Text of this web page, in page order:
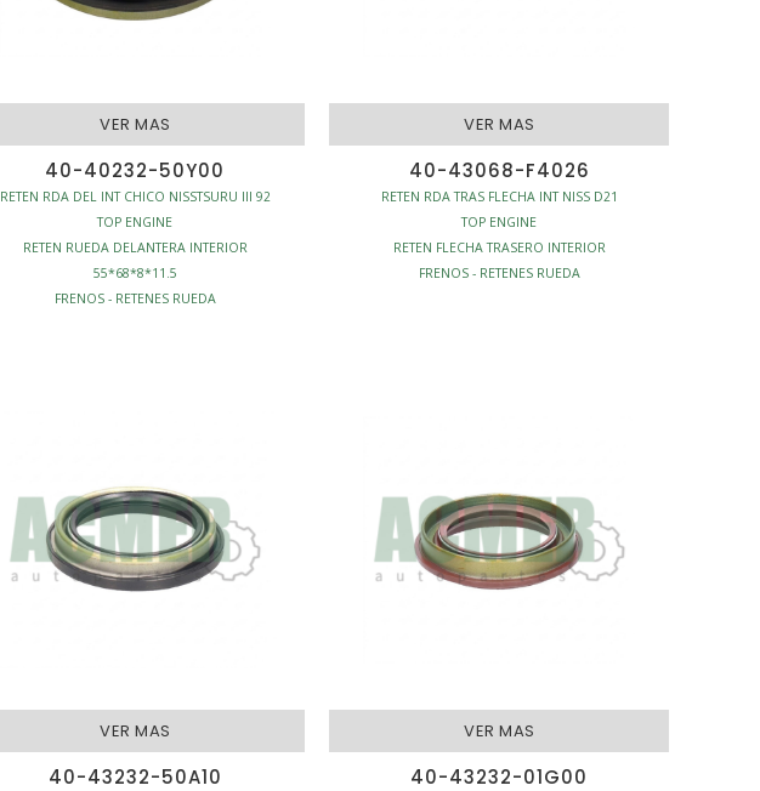
VER MAS
40-40232-50Y00
RETEN RDA DEL INT CHICO NISSTSURU III 92
TOP ENGINE
RETEN RUEDA DELANTERA INTERIOR
55*68*8*11.5
FRENOS - RETENES RUEDA
VER MAS
40-43068-F4026
RETEN RDA TRAS FLECHA INT NISS D21
TOP ENGINE
RETEN FLECHA TRASERO INTERIOR
FRENOS - RETENES RUEDA
VER MAS
40-43232-50A10
VER MAS
40-43232-01G00